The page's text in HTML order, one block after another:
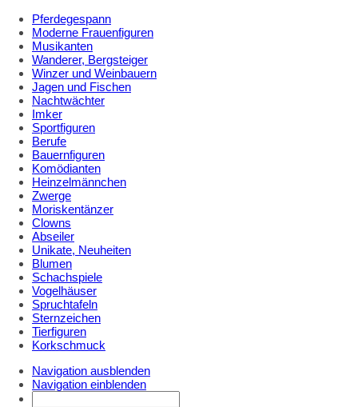
Pferdegespann
Moderne Frauenfiguren
Musikanten
Wanderer, Bergsteiger
Winzer und Weinbauern
Jagen und Fischen
Nachtwächter
Imker
Sportfiguren
Berufe
Bauernfiguren
Komödianten
Heinzelmännchen
Zwerge
Moriskentänzer
Clowns
Abseiler
Unikate, Neuheiten
Blumen
Schachspiele
Vogelhäuser
Spruchtafeln
Sternzeichen
Tierfiguren
Korkschmuck
Navigation ausblenden
Navigation einblenden